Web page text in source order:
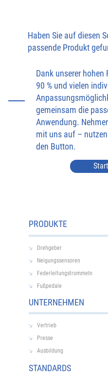
Haben Sie auf diesen
passende Produkt
Dank unserer
90 % und vielen
gemeinsam die
Anwendung.
mit uns auf –
den Button.
PRODUKTE
UNTERNEHMEN
Drehgeber
Neigungssensoren
Federleitungstrommeln
Fußpedale
Vertrieb
Presse
Ausbildung
STANDARDS